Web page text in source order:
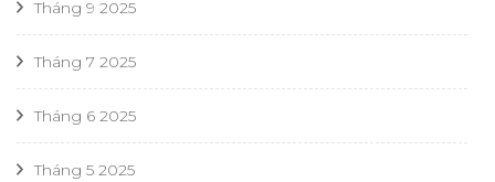
Tháng 9 2025
Tháng 7 2025
Tháng 6 2025
Tháng 5 2025